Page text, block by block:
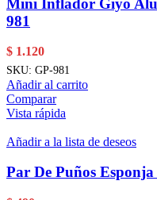
Mini Inflador Giyo
981
$ 1.120
SKU: GP-981
Añadir al carrito
Comparar
Vista rápida
Añadir a la lista de deseos
Par De Puños